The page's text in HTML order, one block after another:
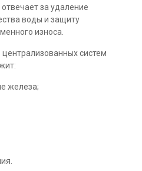
за удаление
воды и защиту
износа.
систем
железа;